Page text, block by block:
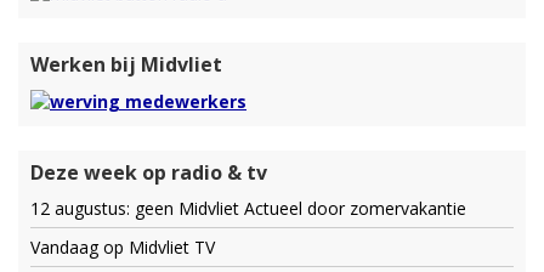
Werken bij Midvliet
Deze week op radio & tv
12 augustus: geen Midvliet Actueel door zomervakantie
Vandaag op Midvliet TV